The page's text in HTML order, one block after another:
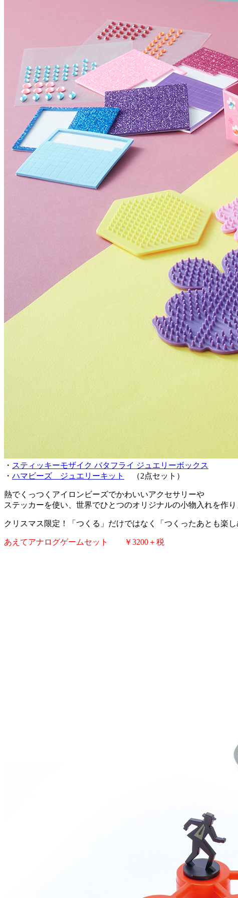
・ スティッキーモザイク バタフライ ジュエリーボックス
・ ハマビーズ ジュエリーキット （2点セット）
熱でくっつくアイロンビーズでかわいいアクセサリーや
ステッカーを使い、世界でひとつのオリジナルの小物入れを作り
クリスマス限定！「つくる」だけではなく「つくったあとも楽
あえてアナログゲームセット ￥3200＋税